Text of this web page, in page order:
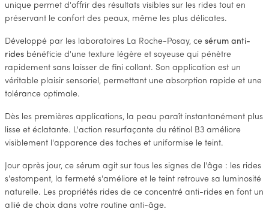
unique permet d'offrir des résultats visibles sur les rides tout en
préservant le confort des peaux, même les plus délicates.
Développé par les laboratoires La Roche-Posay, ce sérum anti-
rides bénéficie d'une texture légère et soyeuse qui pénètre
rapidement sans laisser de fini collant. Son application est un
véritable plaisir sensoriel, permettant une absorption rapide et une
tolérance optimale.
Dès les premières applications, la peau paraît instantanément plus
lisse et éclatante. L'action resurfaçante du rétinol B3 améliore
visiblement l'apparence des taches et uniformise le teint.
Jour après jour, ce sérum agit sur tous les signes de l'âge : les rides
s'estompent, la fermeté s'améliore et le teint retrouve sa luminosité
naturelle. Les propriétés rides de ce concentré anti-rides en font un
allié de choix dans votre routine anti-âge.